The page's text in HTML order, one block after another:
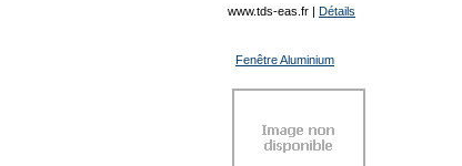
www.tds-eas.fr | Détails
Fenêtre Aluminium